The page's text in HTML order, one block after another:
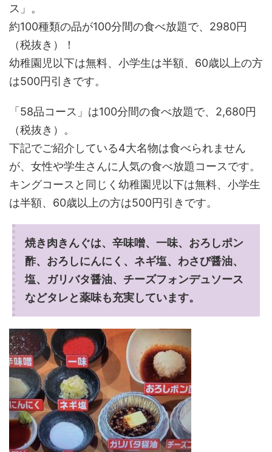
ス」。
約100種類の品が100分間の食べ放題で、2980円
（税抜き）！
幼稚園児以下は無料、小学生は半額、60歳以上の方
は500円引きです。
「58品コース」は100分間の食べ放題で、2,680円
（税抜き）。
下記でご紹介している4大名物は食べられません
が、女性や学生さんに人気の食べ放題コースです。
キングコースと同じく幼稚園児以下は無料、小学生
は半額、60歳以上の方は500円引きです。
焼き肉きんぐは、辛味噌、一味、おろしポン
酢、おろしにんにく、ネギ塩、わさび醤油、
塩、ガリバタ醤油、チーズフォンデュソース
などタレと薬味も充実しています。